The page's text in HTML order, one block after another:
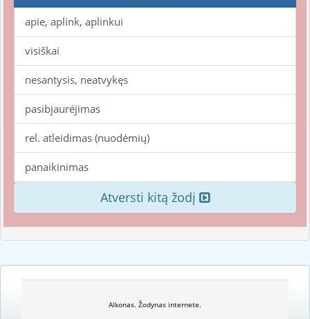
apie, aplink, aplinkui
visiškai
nesantysis, neatvykęs
pasibjaurėjimas
rel. atleidimas (nuodėmių)
panaikinimas
Atversti kitą žodį
Alkonas. Žodynas internete.